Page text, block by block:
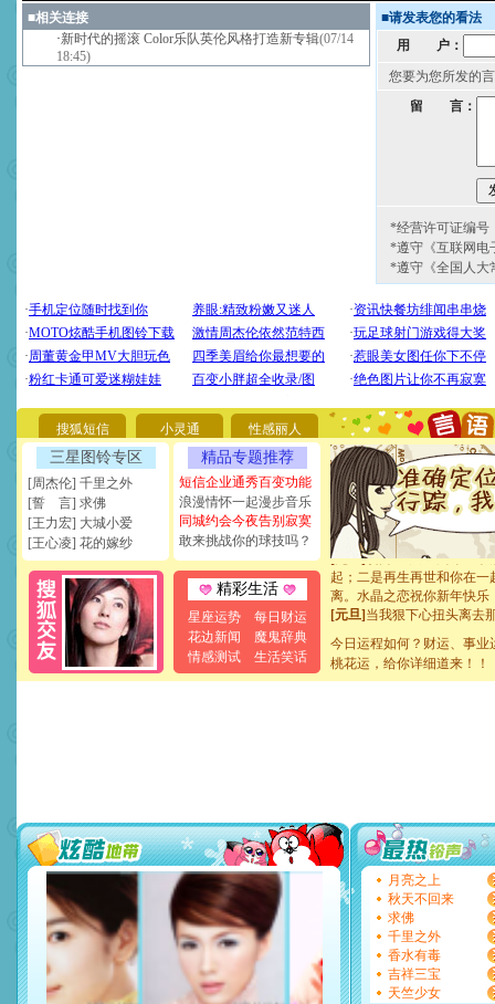
■相关连接
·新时代的摇滚 Color乐队英伦风格打造新专辑(07/14
18:45)
■请发表您的看法
用 户：
您要为您所发的
留 言：
*经营许可证编号
*遵守《互联网电
*遵守《全国人大
搜狐短信 小灵通 性感丽人
三星图铃专区
[周杰伦] 千里之外
[誓 言] 求佛
[王力宏] 大城小爱
[王心凌] 花的嫁纱
精品专题推荐
短信企业通秀百变功能
浪漫情怀一起漫步音乐
同城约会今夜告别寂寞
敢来挑战你的球技吗？
精彩生活
星座运势
每日财运
花边新闻
魔鬼辞典
情感测试
生活笑话
[圣诞节]圣诞节到了，想想
你太多，只有给你五千万
要平安！千万要知足！千
能正大光明地骚扰你,告诉
天都要快乐噢!
[圣诞节]奉上一颗祝福的心,
如意,快乐,鲜花,一切美好的
[元旦] 看到你我会触电；看
断电。爱你是我职业，想
你是我专业！水晶之恋祝你
[元旦]如果上天让我许三个
起；二是再生再世和你在
离。水晶之恋祝你新年快乐
[元旦]当我狠下心扭头离去
泣，这痛楚让我明白我多
卖了。水晶之恋祝你新年快
[春节]风柔雨润好月圆，半
[圣诞节]不只这样的日子才
能正大光明地骚扰你,告诉
天都要快乐噢!
[圣诞节]奉上一颗祝福的心,
如意,快乐,鲜花,一切美好
[元旦]
看到你我会触电；
断电。爱你是我职业，想
你是我专业！水晶之恋祝你
[元旦]
如果上天让我许三
起；二是再生再世和你在
今日运程如何？财运、事业
桃花运，给你详细道来！！
月亮之上
秋天不回来
求佛
千里之外
香水有毒
吉祥三宝
天竺少女